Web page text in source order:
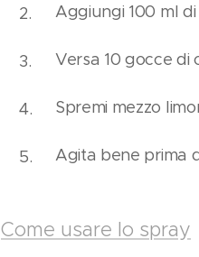
Aggiungi 100 ml
Versa 10 gocce di
Spremi mezzo
Agita bene prima
Come usare lo spray